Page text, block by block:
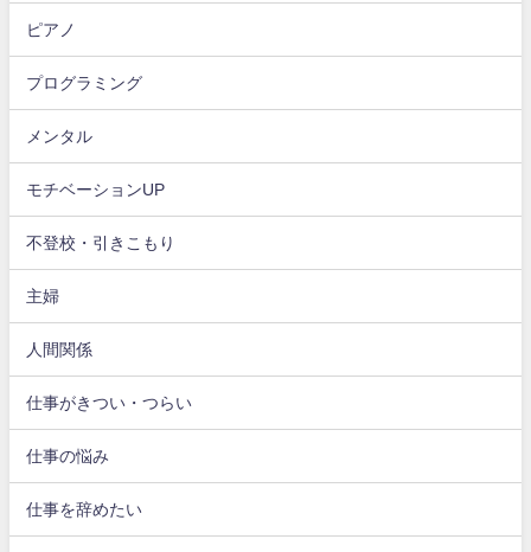
ピアノ
プログラミング
メンタル
モチベーションUP
不登校・引きこもり
主婦
人間関係
仕事がきつい・つらい
仕事の悩み
仕事を辞めたい